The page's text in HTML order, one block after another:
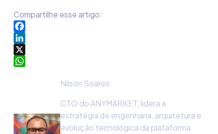
Compartilhe esse artigo:
Facebook
LinkedIn
X
Nilson Soares
CTO do ANYMARKET, lidera a
estratégia de engenharia, arquitetura e
evolução tecnológica da plataforma.